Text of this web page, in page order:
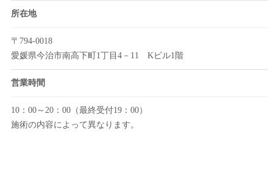
所在地
〒794-0018
愛媛県今治市南高下町1丁目4－11 Kビル1階
営業時間
10：00～20：00（最終受付19：00）
施術の内容によって異なります。